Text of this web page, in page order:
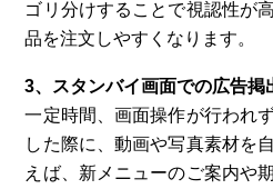
ゴリ分けすることで視認性が
品を注文しやすくなります。
3、スタンバイ画面での広告掲
一定時間、画面操作が行われ
した際に、動画や写真素材を
えば、新メニューのご案内や